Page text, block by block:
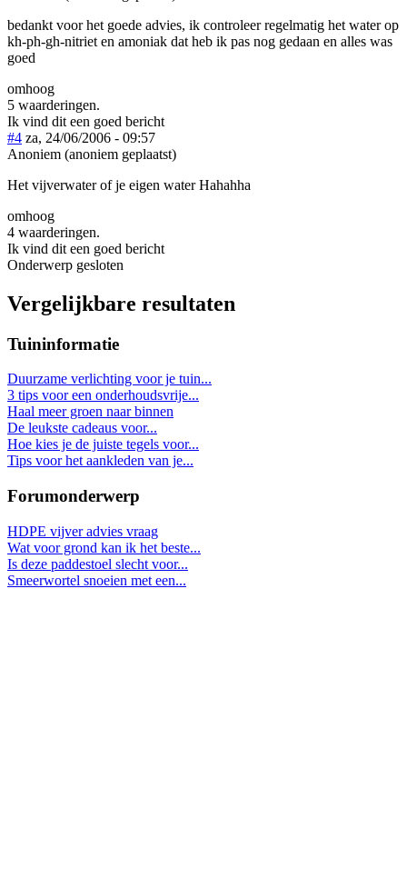
bedankt voor het goede advies, ik controleer regelmatig het water op
kh-ph-gh-nitriet en amoniak dat heb ik pas nog gedaan en alles was
goed
omhoog
5 waarderingen.
Ik vind dit een goed bericht
#4 za, 24/06/2006 - 09:57
Anoniem (anoniem geplaatst)
Het vijverwater of je eigen water Hahahha
omhoog
4 waarderingen.
Ik vind dit een goed bericht
Onderwerp gesloten
Vergelijkbare resultaten
Tuininformatie
Duurzame verlichting voor je tuin...
3 tips voor een onderhoudsvrije...
Haal meer groen naar binnen
De leukste cadeaus voor...
Hoe kies je de juiste tegels voor...
Tips voor het aankleden van je...
Forumonderwerp
HDPE vijver advies vraag
Wat voor grond kan ik het beste...
Is deze paddestoel slecht voor...
Smeerwortel snoeien met een...